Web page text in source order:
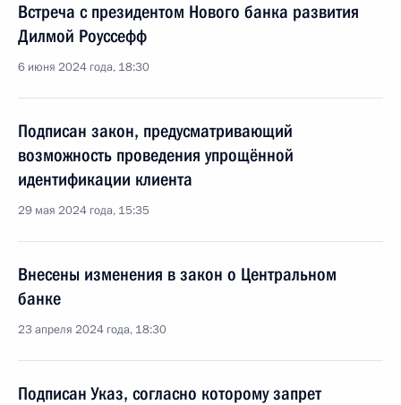
Встреча с президентом Нового банка развития
Дилмой Роуссефф
6 июня 2024 года, 18:30
Подписан закон, предусматривающий
возможность проведения упрощённой
идентификации клиента
29 мая 2024 года, 15:35
Внесены изменения в закон о Центральном
банке
23 апреля 2024 года, 18:30
Подписан Указ, согласно которому запрет